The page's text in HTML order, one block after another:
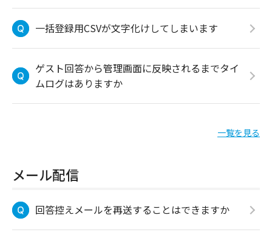
一括登録用CSVが文字化けしてしまいます
ゲスト回答から管理画面に反映されるまでタイ
ムログはありますか
一覧を見る
メール配信
回答控えメールを再送することはできますか